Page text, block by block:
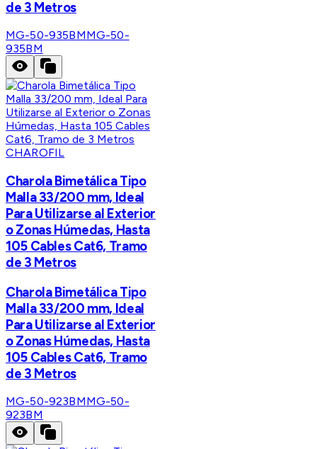
de 3 Metros
MG-50-935BMMG-50-
935BM
CHAROFIL
Charola Bimetálica Tipo
Malla 33/200 mm, Ideal
Para Utilizarse al Exterior
o Zonas Húmedas, Hasta
105 Cables Cat6, Tramo
de 3 Metros
Charola Bimetálica Tipo
Malla 33/200 mm, Ideal
Para Utilizarse al Exterior
o Zonas Húmedas, Hasta
105 Cables Cat6, Tramo
de 3 Metros
MG-50-923BMMG-50-
923BM